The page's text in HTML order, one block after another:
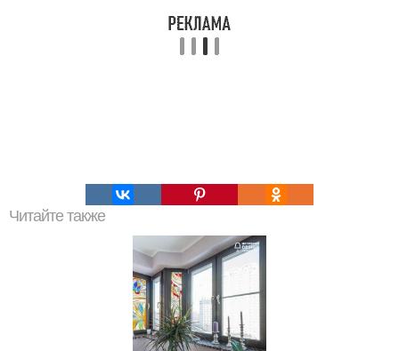
Читайте также